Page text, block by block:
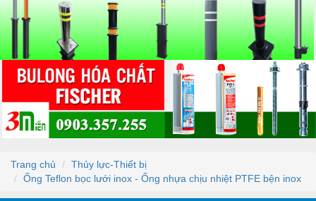
Trang chủ
Thủy lực-Thiết bị
Ống Teflon bọc lưới inox - Ống nhựa chịu nhiệt PTFE bện inox